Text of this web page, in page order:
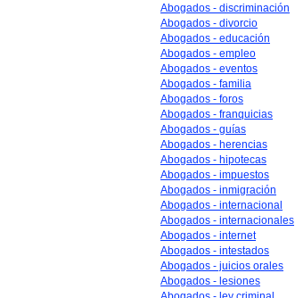
Abogados - discriminación
Abogados - divorcio
Abogados - educación
Abogados - empleo
Abogados - eventos
Abogados - familia
Abogados - foros
Abogados - franquicias
Abogados - guías
Abogados - herencias
Abogados - hipotecas
Abogados - impuestos
Abogados - inmigración
Abogados - internacional
Abogados - internacionales
Abogados - internet
Abogados - intestados
Abogados - juicios orales
Abogados - lesiones